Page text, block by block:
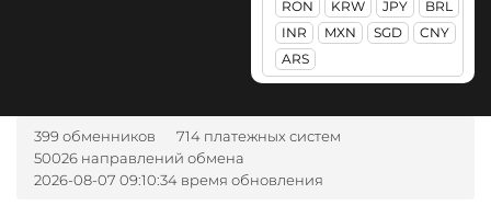
Litecoin (LTC)
×
Maker (MKR)
Любой банк
UAH
Maker (MKR)
Monero (XMR)
NEO
Notcoin (NOT)
Ак Барс Банк RUB
Альфа-Банк
RUB
UAH
ВТБ Банк RUB
RON
KRW JPY
BRL
INR
MXN SGD
CNY
ARS
399 обменников
714 платежных систем
50026 направлений обмена
2026-08-07 09:10:34 время обновления